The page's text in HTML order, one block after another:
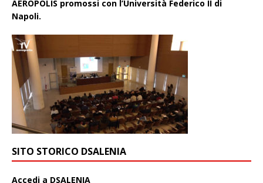
AEROPOLIS promossi con l’Università Federico II di
Napoli.
SITO STORICO DSALENIA
Accedi a DSALENIA